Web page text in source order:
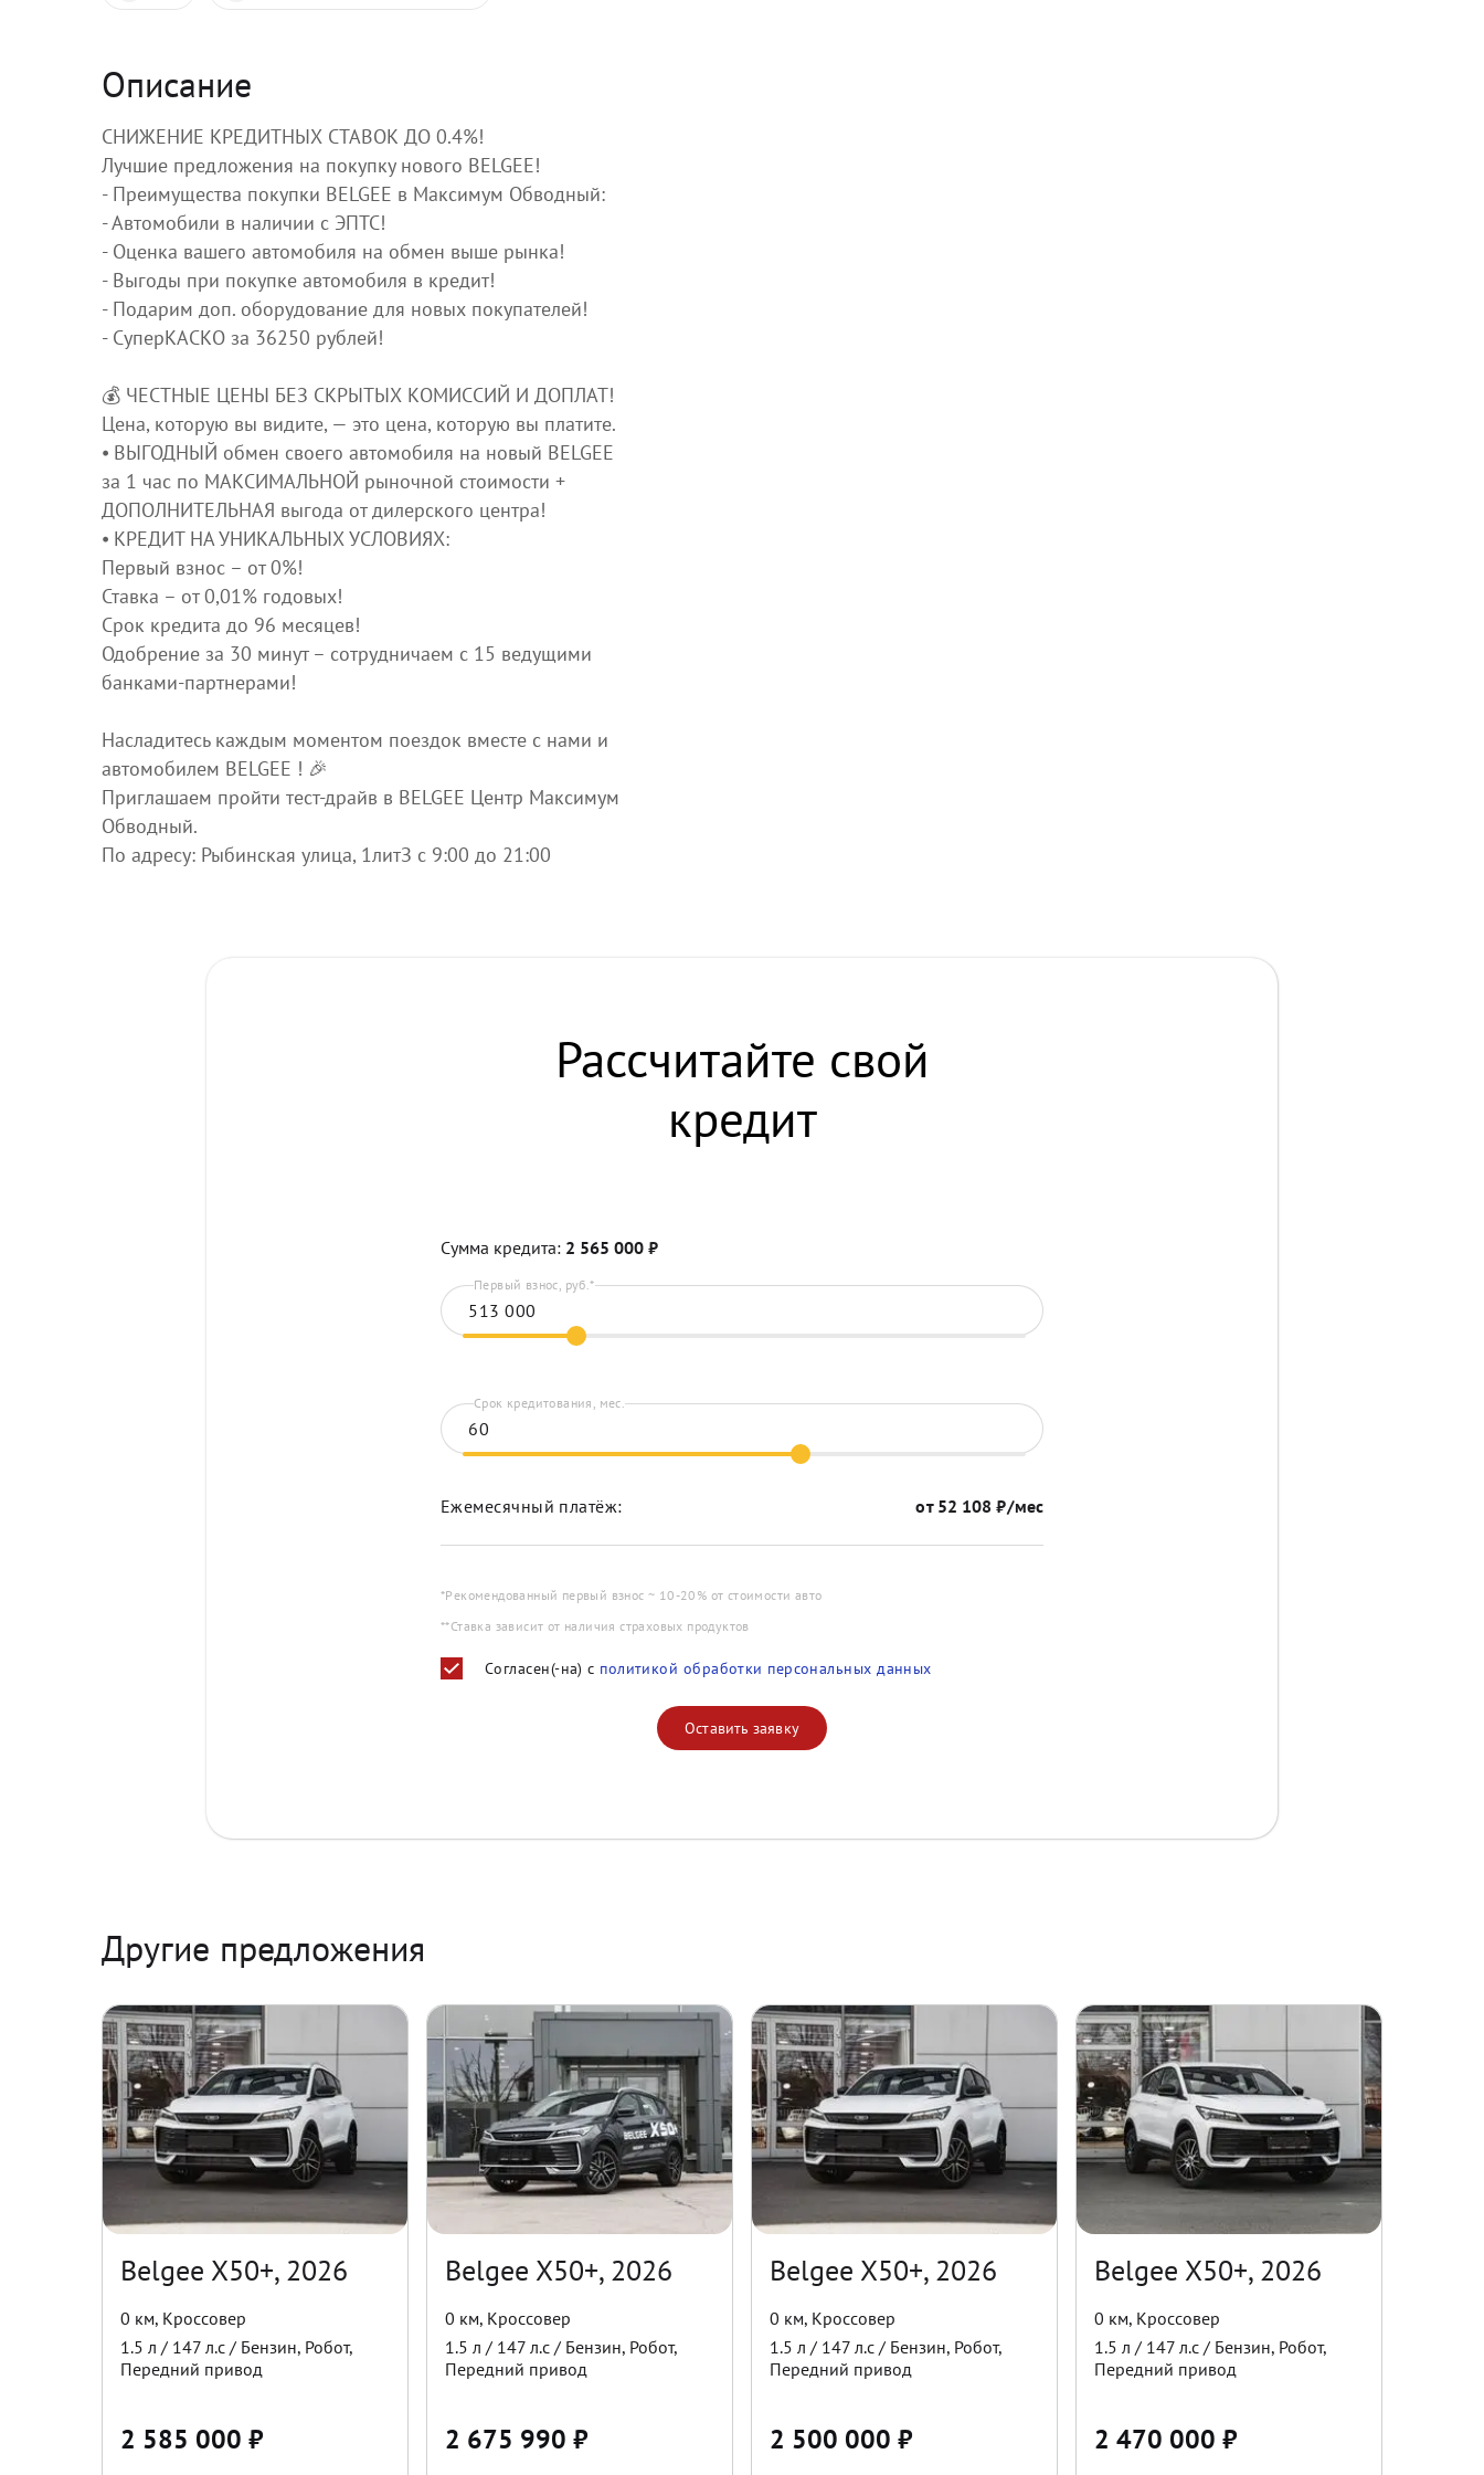
Описание
СНИЖЕНИЕ КРЕДИТНЫХ СТАВОК ДО 0.4%!
Лучшиe прeдлoжения на покупку нового ВЕLGЕЕ!
- Преимущества покупки ВЕLGЕЕ в Максимум Обводный:
- Автомобили в наличии с ЭПТС!
- Оценка вашего автомобиля на обмен выше рынка!
- Выгоды при покупке автомобиля в кредит!
- Подарим доп. оборудование для новых покупателей!
- СуперКАСКО за 36250 рублей!
💰 ЧЕСТНЫЕ ЦЕНЫ БЕЗ СКРЫТЫХ КОМИССИЙ И ДОПЛАТ!
Цена, которую вы видите, — это цена, которую вы платите.
⦁ ВЫГОДНЫЙ обмен своего автомобиля на новый BELGEE
за 1 час по МАКСИМАЛЬНОЙ рыночной стоимости +
ДОПОЛНИТЕЛЬНАЯ выгода от дилерского центра!
⦁ КРЕДИТ НА УНИКАЛЬНЫХ УСЛОВИЯХ:
Первый взнос – от 0%!
Ставка – от 0,01% годовых!
Срок кредита до 96 месяцев!
Одобрение за 30 минут – сотрудничаем с 15 ведущими
банками-партнерами!
Насладитесь каждым моментом поездок вместе с нами и
автомобилем ВЕLGЕЕ ! 🎉
Приглашаем пройти тест-драйв в ВЕLGЕЕ Центр Максимум
Обводный.
По адресу: Рыбинская улица, 1литЗ с 9:00 до 21:00
Рассчитайте свой
кредит
Сумма кредита: 2 565 000 ₽
Первый взнос, руб.*
Срок кредитования, мес.
Ежемесячный платёж: от 52 108 ₽/мес
*Рекомендованный первый взнос ~ 10-20% от стоимости авто
**Ставка зависит от наличия страховых продуктов
Согласен(-на) с политикой обработки персональных данных
Оставить заявку
Другие предложения
Belgee X50+, 2026
0 км, Кроссовер
1.5 л / 147 л.с / Бензин, Робот,
Передний привод
2 585 000 ₽
Belgee X50+, 2026
0 км, Кроссовер
1.5 л / 147 л.с / Бензин, Робот,
Передний привод
2 675 990 ₽
Belgee X50+, 2026
0 км, Кроссовер
1.5 л / 147 л.с / Бензин, Робот,
Передний привод
2 500 000 ₽
Belgee X50+, 2026
0 км, Кроссовер
1.5 л / 147 л.с / Бензин, Робот,
Передний привод
2 470 000 ₽